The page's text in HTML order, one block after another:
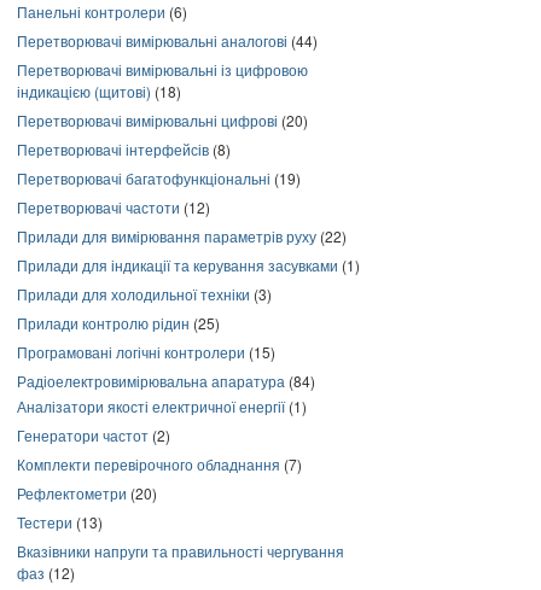
Панельні контролери (6)
Перетворювачі вимірювальні аналогові (44)
Перетворювачі вимірювальні із цифровою
індикацією (щитові) (18)
Перетворювачі вимірювальні цифрові (20)
Перетворювачі інтерфейсів (8)
Перетворювачі багатофункціональні (19)
Перетворювачі частоти (12)
Прилади для вимірювання параметрів руху (22)
Прилади для індикації та керування засувками (1)
Прилади для холодильної техніки (3)
Прилади контролю рідин (25)
Програмовані логічні контролери (15)
Радіоелектровимірювальна апаратура (84)
Аналізатори якості електричної енергії(1)
Генератори частот (2)
Комплекти перевірочного обладнання (7)
Рефлектометри (20)
Тестери (13)
Вказівники напруги та правильності чергування
фаз (12)